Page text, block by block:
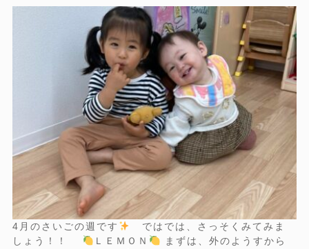
4月のさいごの週です
ではでは、さっそくみてみま
しょう！！
ＬＥＭＯＮ
まずは、外のようすから